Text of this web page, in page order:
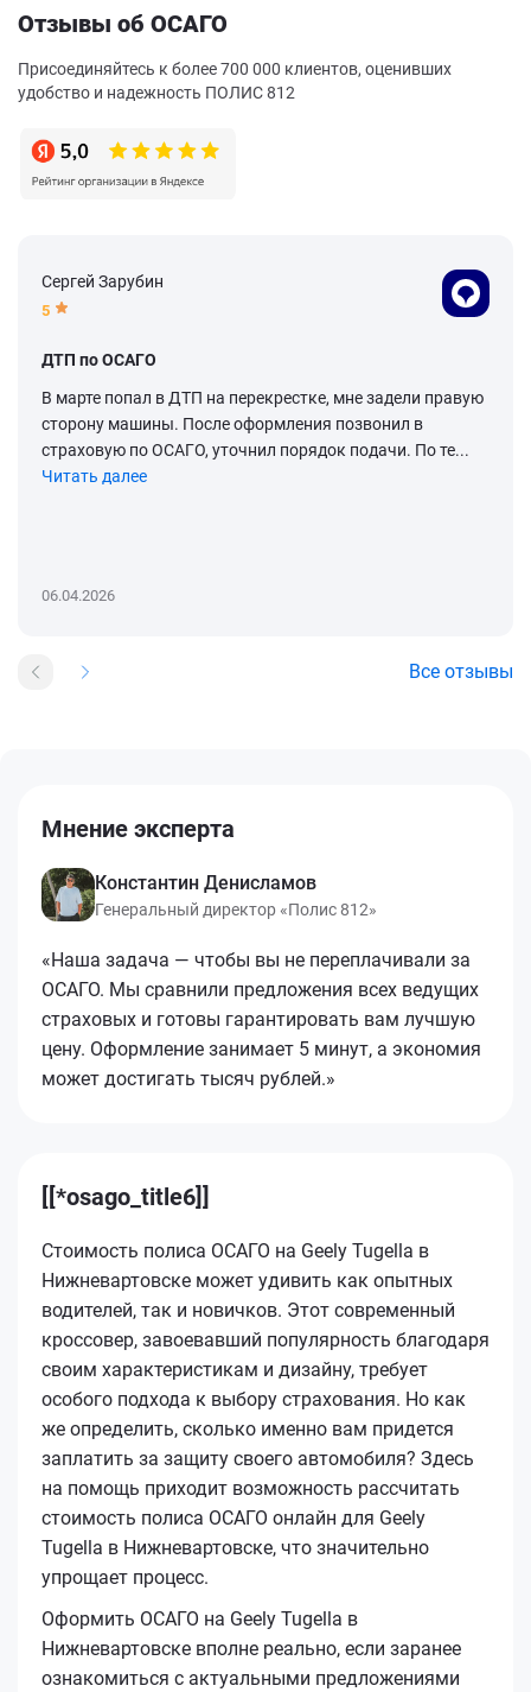
Отзывы об ОСАГО
Присоединяйтесь к более 700 000 клиентов, оценивших
удобство и надежность ПОЛИС 812
Сергей Зарубин
5
ДТП по ОСАГО
В марте попал в ДТП на перекрестке, мне задели правую
сторону машины. После оформления позвонил в
страховую по ОСАГО, уточнил порядок подачи. По те...
Читать далее
06.04.2026
Все отзывы
Мнение эксперта
Константин Денисламов
Генеральный директор «Полис 812»
«Наша задача — чтобы вы не переплачивали за
ОСАГО. Мы сравнили предложения всех ведущих
страховых и готовы гарантировать вам лучшую
цену. Оформление занимает 5 минут, а экономия
может достигать тысяч рублей.»
[[*osago_title6]]
Стоимость полиса ОСАГО на Geely Tugella в
Нижневартовске может удивить как опытных
водителей, так и новичков. Этот современный
кроссовер, завоевавший популярность благодаря
своим характеристикам и дизайну, требует
особого подхода к выбору страхования. Но как
же определить, сколько именно вам придется
заплатить за защиту своего автомобиля? Здесь
на помощь приходит возможность рассчитать
стоимость полиса ОСАГО онлайн для Geely
Tugella в Нижневартовске, что значительно
упрощает процесс.
Оформить ОСАГО на Geely Tugella в
Нижневартовске вполне реально, если заранее
ознакомиться с актуальными предложениями